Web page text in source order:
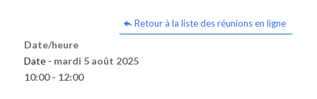
Retour à la liste des réunions en ligne
Date/heure
Date - mardi 5 août 2025
10:00 - 12:00